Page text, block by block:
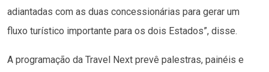
adiantadas com as duas concessionárias para gerar um
fluxo turístico importante para os dois Estados”, disse.
A programação da Travel Next prevê palestras, painéis e